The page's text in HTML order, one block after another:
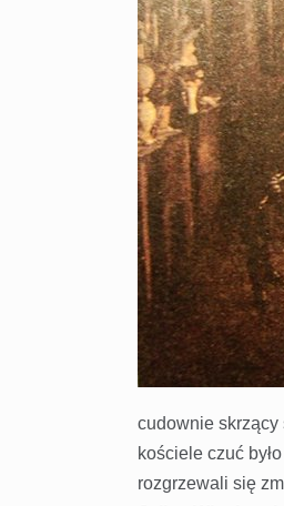
cudownie skrzący
kościele czuć
rozgrzewali się